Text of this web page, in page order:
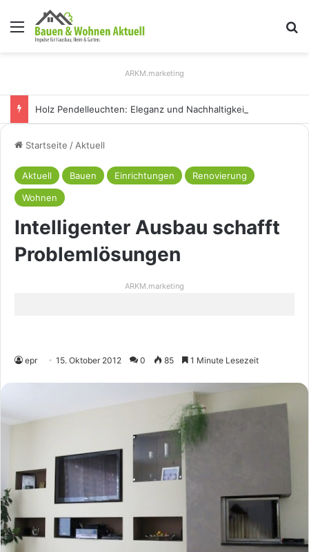
Menü
ARKM.marketing
Startseite / Aktuell
Aktuell Bauen Einrichtungen
Renovierung
Wohnen
Intelligenter Ausbau schafft
Problemlösungen
ARKM.marketing
epr 15. Oktober 2012 0 85 1 Minute Lesezeit